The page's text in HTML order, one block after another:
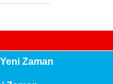
Zaman